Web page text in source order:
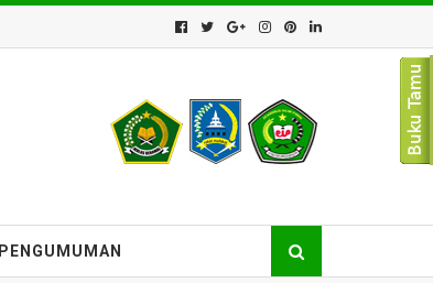
PENGUMUMAN